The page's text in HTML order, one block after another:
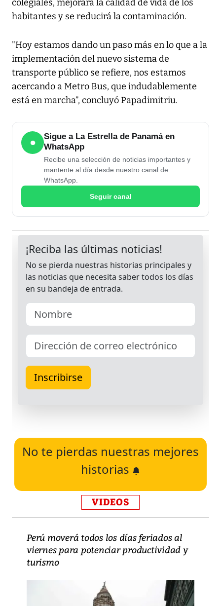
colegiales, mejorará la calidad de vida de los
habitantes y se reducirá la contaminación.
"Hoy estamos dando un paso más en lo que a la
implementación del nuevo sistema de
transporte público se refiere, nos estamos
acercando a Metro Bus, que indudablemente
está en marcha”, concluyó Papadimitriu.
●
Sigue a La Estrella de Panamá en
WhatsApp
Recibe una selección de noticias importantes y
mantente al día desde nuestro canal de
WhatsApp.
Seguir canal
No te pierdas nuestras mejores
historias
VIDEOS
Perú moverá todos los días feriados al
viernes para potenciar productividad y
turismo